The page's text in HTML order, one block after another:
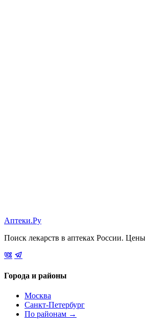
Аптеки.Ру
Поиск лекарств в аптеках России.
Города и районы
Москва
Санкт-Петербург
По районам →